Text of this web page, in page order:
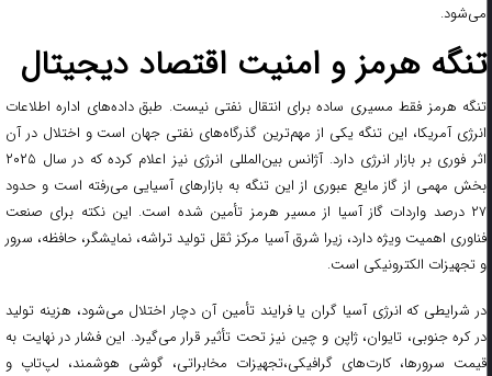
می‌شود.
تنگه هرمز و امنیت اقتصاد دیجیتال
تنگه هرمز فقط مسیری ساده برای انتقال نفتی نیست. طبق داده‌های اداره اطلاعات
انرژی آمریکا، این تنگه یکی از مهم‌ترین گذرگاه‌های نفتی جهان است و اختلال در آن
اثر فوری بر بازار انرژی دارد. آژانس بین‌المللی انرژی نیز اعلام کرده که در سال ۲۰۲۵
بخش مهمی از گاز مایع عبوری از این تنگه به بازارهای آسیایی می‌رفته است و حدود
۲۷ درصد واردات گاز آسیا از مسیر هرمز تأمین شده است. این نکته برای صنعت
فناوری اهمیت ویژه دارد، زیرا شرق آسیا مرکز ثقل تولید تراشه، نمایشگر، حافظه، سرور
و تجهیزات الکترونیکی است.
در شرایطی که انرژی آسیا گران یا فرایند تأمین آن دچار اختلال می‌شود، هزینه تولید
در کره جنوبی، تایوان، ژاپن و چین نیز تحت تأثیر قرار می‌گیرد. این فشار در نهایت به
قیمت سرورها، کارت‌های گرافیکی،تجهیزات مخابراتی، گوشی هوشمند، لپ‌تاپ و